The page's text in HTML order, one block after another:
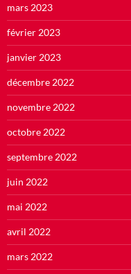
mars 2023
février 2023
janvier 2023
décembre 2022
novembre 2022
octobre 2022
septembre 2022
juin 2022
mai 2022
avril 2022
mars 2022